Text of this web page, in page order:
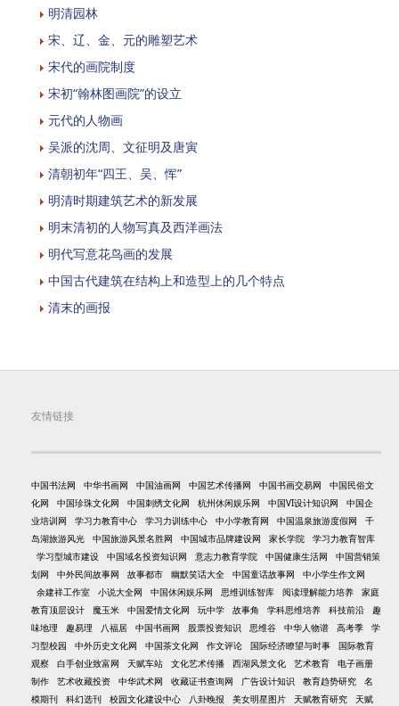
明清园林
宋、辽、金、元的雕塑艺术
宋代的画院制度
宋初“翰林图画院”的设立
元代的人物画
吴派的沈周、文征明及唐寅
清朝初年“四王、吴、恽”
明清时期建筑艺术的新发展
明末清初的人物写真及西洋画法
明代写意花鸟画的发展
中国古代建筑在结构上和造型上的几个特点
清末的画报
友情链接
中国书法网 中华书画网 中国油画网 中国艺术传播网 中国书画交易网
中国民俗文
化网
中国珍珠文化网 中国刺绣文化网 杭州休闲娱乐网 中国VI设计知识网
中国企
业培训网
学习力教育中心 学习力训练中心 中小学教育网 中国温泉旅游度假网
千
岛湖旅游风光
中国旅游风景名胜网 中国城市品牌建设网 家长学院
学习力教育智库
学习型城市建设
中国域名投资知识网 意志力教育学院 中国健康生活网
中国营销策
划网
中外民间故事网 故事都市 幽默笑话大全 中国童话故事网
中小学生作文网
余建祥工作室
小说大全网 中国休闲娱乐网 思维训练智库 阅读理解能力培养
家庭
教育顶层设计
魔玉米 中国爱情文化网 玩中学 故事角 学科思维培养 科技前沿
趣
味地理
趣易理 八福居 中国书画网 股票投资知识 思维谷 中华人物谱 高考季
学
习型校园
中外历史文化网 中国茶文化网 作文评论 国际经济瞭望与时事
国际教育
观察
白手创业致富网 天赋车站 文化艺术传播 西湖风景文化 艺术教育
电子画册
制作
艺术收藏投资 中华武术网 收藏证书查询网 广告设计知识 教育趋势研究
名
模期刊
科幻选刊 校园文化建设中心 八卦晚报 美女明星图片 天赋教育研究 天赋